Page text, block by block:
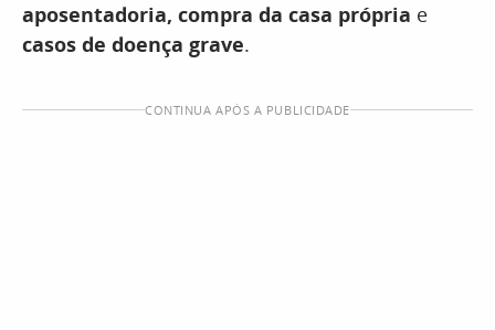
aposentadoria, compra da casa própria e
casos de doença grave.
CONTINUA APÓS A PUBLICIDADE